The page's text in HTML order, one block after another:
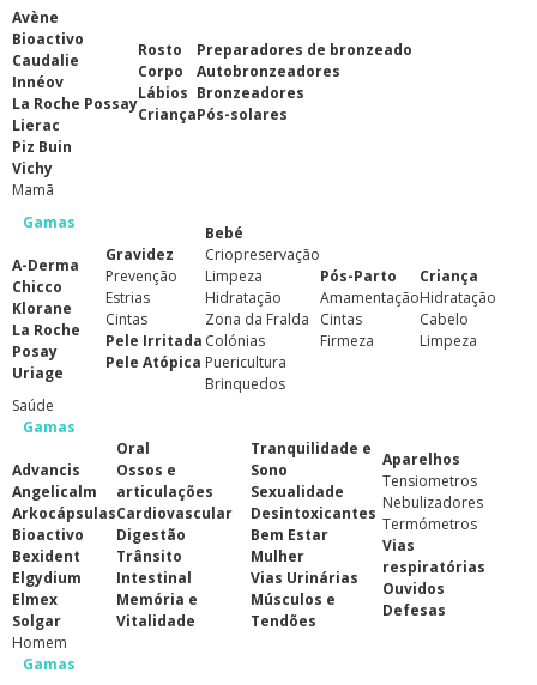
Avène
Bioactivo
Caudalie
Innéov
La Roche Possay
Lierac
Piz Buin
Vichy
Rosto
Corpo
Lábios
Criança
Preparadores de bronzeado
Autobronzeadores
Bronzeadores
Pós-solares
Mamã
Gamas
A-Derma
Chicco
Klorane
La Roche
Posay
Uriage
Gravidez
Prevenção
Estrias
Cintas
Pele Irritada
Pele Atópica
Bebé
Criopreservação
Limpeza
Hidratação
Zona da Fralda
Colónias
Puericultura
Brinquedos
Pós-Parto
Amamentação
Cintas
Firmeza
Criança
Hidratação
Cabelo
Limpeza
Saúde
Gamas
Advancis
Angelicalm
Arkocápsulas
Bioactivo
Bexident
Elgydium
Elmex
Solgar
Oral
Ossos e
articulações
Cardiovascular
Digestão
Trânsito
Intestinal
Memória e
Vitalidade
Tranquilidade e
Sono
Sexualidade
Desintoxicantes
Bem Estar
Mulher
Vias Urinárias
Músculos e
Tendões
Aparelhos
Tensiometros
Nebulizadores
Termómetros
Vias
respiratórias
Ouvidos
Defesas
Homem
Gamas